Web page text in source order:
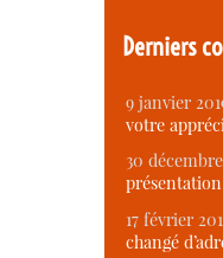
Derniers
9 janvier
votre
30
17 février
changé